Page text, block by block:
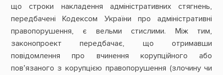
що строки накладення адміністративних стягнень,
передбачені Кодексом України про адміністративні
правопорушення, є вельми стислими. Між тим,
законопроект передбачає, що отримавши
повідомлення про вчинення корупційного або
пов’язаного з корупцією правопорушення (злочину чи